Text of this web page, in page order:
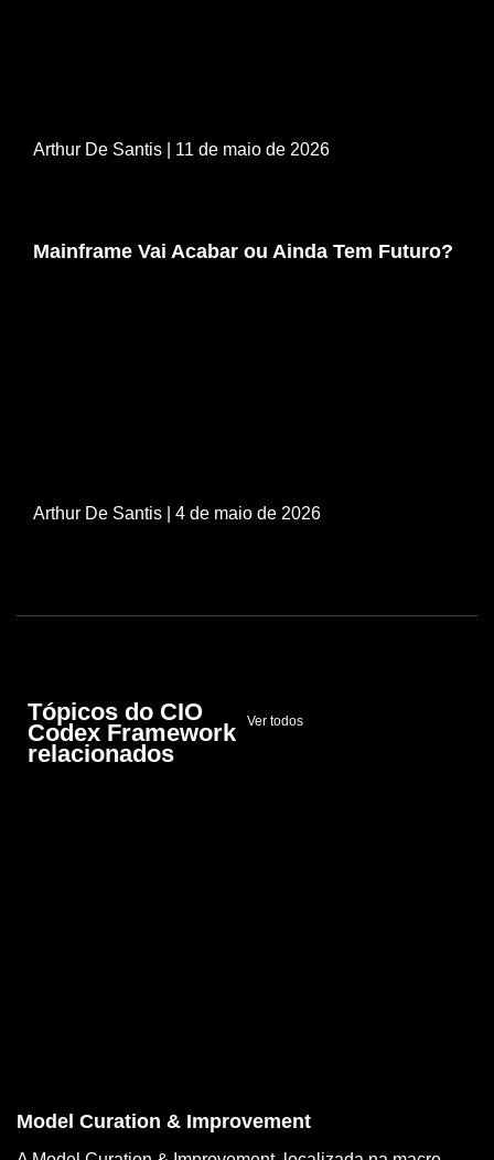
Arthur De Santis | 11 de maio de 2026
Mainframe Vai Acabar ou Ainda Tem Futuro?
Arthur De Santis | 4 de maio de 2026
Tópicos do CIO
Codex Framework
relacionados
Ver todos
Model Curation & Improvement